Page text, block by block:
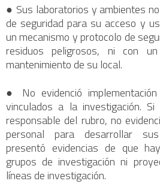
● Sus laboratorios y ambientes
de seguridad para su acceso y
un mecanismo y protocolo de
residuos peligrosos, ni con
mantenimiento de su local.
● No evidenció
vinculados a la investigación.
responsable del rubro, no
personal para desarrollar
presentó evidencias de que
grupos de investigación ni
líneas de investigación.